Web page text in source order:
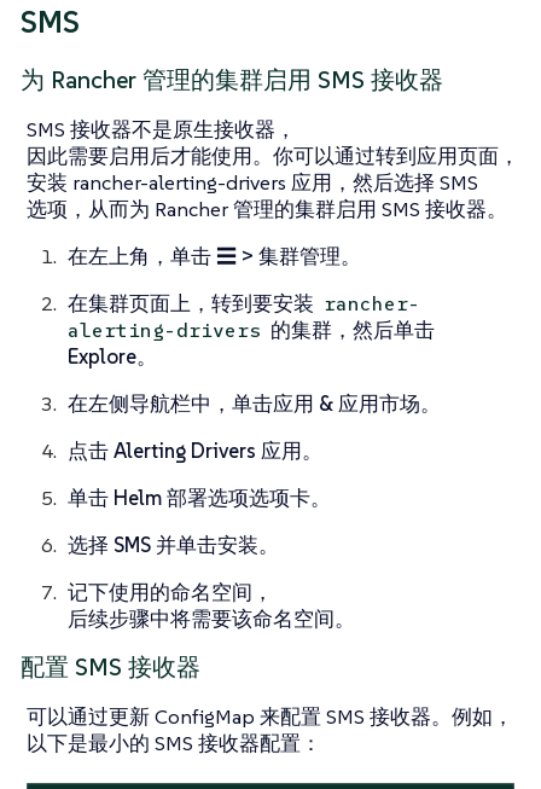
SMS
为 Rancher 管理的集群启用 SMS 接收器
SMS 接收器不是原生接收器，
因此需要启用后才能使用。你可以通过转到应用页面，
安装 rancher-alerting-drivers 应用，然后选择 SMS
选项，从而为 Rancher 管理的集群启用 SMS 接收器。
在左上角，单击 ☰ > 集群管理。
在集群页面上，转到要安装 rancher-
alerting-drivers 的集群，然后单击
Explore。
在左侧导航栏中，单击应用 & 应用市场。
点击Alerting Drivers 应用。
单击 Helm 部署选项选项卡。
选择 SMS 并单击安装。
记下使用的命名空间，
后续步骤中将需要该命名空间。
配置 SMS 接收器
可以通过更新 ConfigMap 来配置 SMS 接收器。例如，
以下是最小的 SMS 接收器配置：